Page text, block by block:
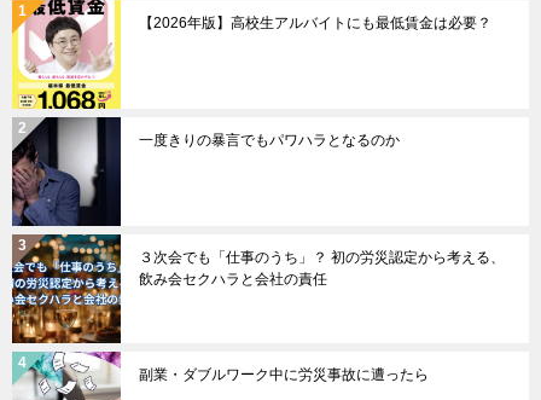
【2026年版】高校生アルバイトにも最低賃金は必要？
一度きりの暴言でもパワハラとなるのか
３次会でも「仕事のうち」？ 初の労災認定から考える、
飲み会セクハラと会社の責任
副業・ダブルワーク中に労災事故に遭ったら